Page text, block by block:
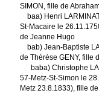
SIMON, fille de
baa) Henri
St-Macaire le
de Jeanne Hugo
bab) Jean-Baptiste
de Thérèse GENY, fille
baba) Christophe
57-Metz-St-Simon le
Metz 23.8.1833), fille